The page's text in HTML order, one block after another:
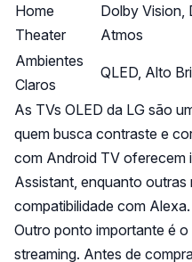
Home
Theater
Dolby Vision,
Atmos
Ambientes
Claros
QLED, Alto
As TVs OLED da LG são
quem busca contraste e
com Android TV oferecem
Assistant, enquanto outras
compatibilidade com Alexa.
Outro ponto importante é
streaming. Antes de